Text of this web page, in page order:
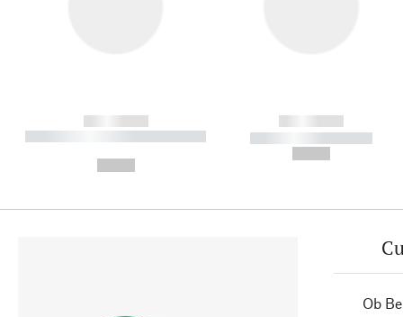
------------
----------- ----------- ----------
------------
----------- -----------
Ob